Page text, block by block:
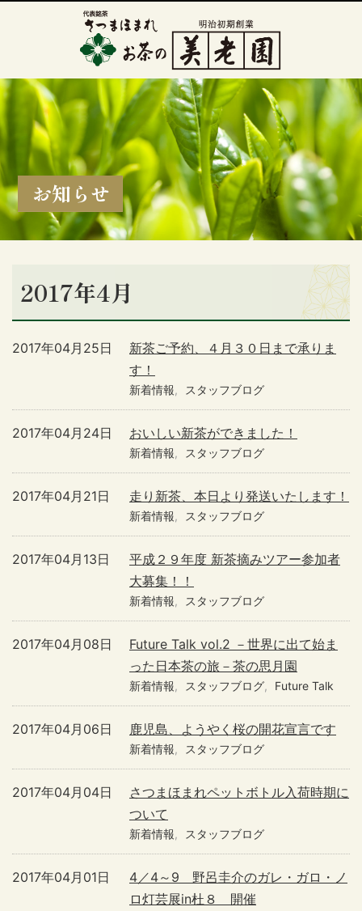
お知らせ
2017年4月
新茶ご予約、４月３０日まで承りま
す！
2017年04月25日
新着情報 スタッフブログ
おいしい新茶ができました！
2017年04月24日
新着情報 スタッフブログ
走り新茶、本日より発送いたします！
2017年04月21日
新着情報 スタッフブログ
平成２９年度 新茶摘みツアー参加者
大募集！！
2017年04月13日
新着情報 スタッフブログ
Future Talk vol.2 －世界に出て始ま
った日本茶の旅－茶の思月園
2017年04月08日
新着情報 スタッフブログ Future Talk
鹿児島、ようやく桜の開花宣言です
2017年04月06日
新着情報 スタッフブログ
さつまほまれペットボトル入荷時期に
ついて
2017年04月04日
新着情報 スタッフブログ
4／4～9 野呂圭介のガレ・ガロ・ノ
ロ灯芸展in杜８ 開催
2017年04月01日